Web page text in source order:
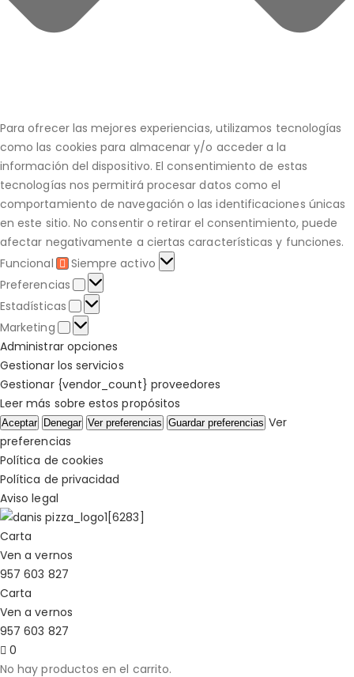
Para ofrecer las mejores experiencias, utilizamos tecnologías
como las cookies para almacenar y/o acceder a la
información del dispositivo. El consentimiento de estas
tecnologías nos permitirá procesar datos como el
comportamiento de navegación o las identificaciones únicas
en este sitio. No consentir o retirar el consentimiento, puede
afectar negativamente a ciertas características y funciones.
Funcional
Funcional
Siempre activo
Preferencias
Preferencias
Estadísticas
Estadísticas
Marketing
Marketing
Administrar opciones
Gestionar los servicios
Gestionar {vendor_count} proveedores
Leer más sobre estos propósitos
Aceptar Denegar Ver preferencias Guardar preferencias Ver
preferencias
Política de cookies
Política de privacidad
Aviso legal
Carta
Ven a vernos
957 603 827
Carta
Ven a vernos
957 603 827
0
No hay productos en el carrito.